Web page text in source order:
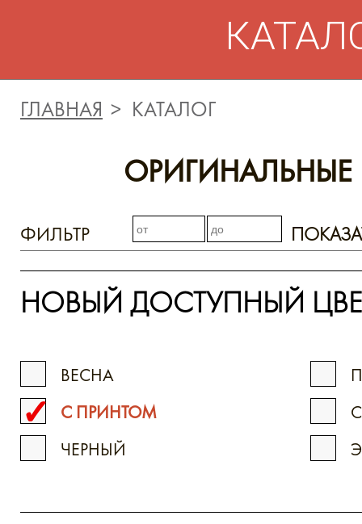
ГЛАВНАЯ КАТАЛОГ
ФИЛЬТР
НОВЫЙ ДОСТУПНЫЙ
ВЕСНА
С ПРИНТОМ
ЧЕРНЫЙ